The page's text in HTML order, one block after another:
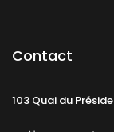
Contact
103 Quai du